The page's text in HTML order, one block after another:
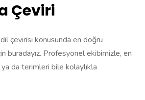
Çeviri
çevirisi konusunda en doğru
buradayız. Profesyonel ekibimizle, en
da terimleri bile kolaylıkla